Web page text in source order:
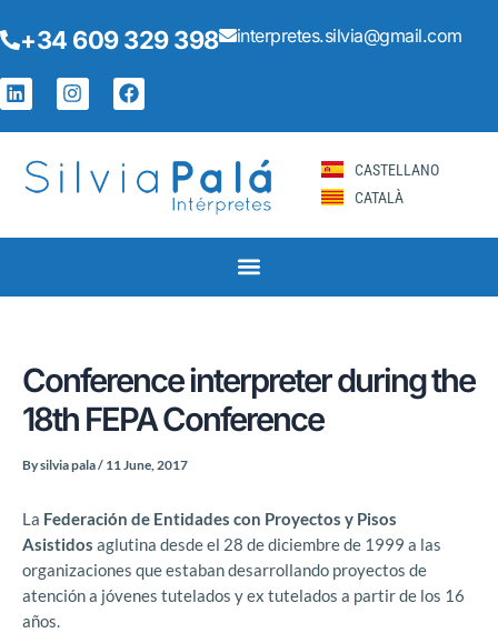
to
+34 609 329 398 interpretes.silvia@gmail.com
L
i
n
d
I
n
s
a
g
F
a
c
o
CASTELLANO
CATALÀ
Conference interpreter during the
18th FEPA Conference
Bysilvia pala/ 11 June, 2017
La Federación de Entidades con Proyectos y Pisos
Asistidos aglutina desde el 28 de diciembre de 1999 a las
organizaciones que estaban desarrollando proyectos de
atención a jóvenes tutelados y ex tutelados a partir de los 16
años.
navigation